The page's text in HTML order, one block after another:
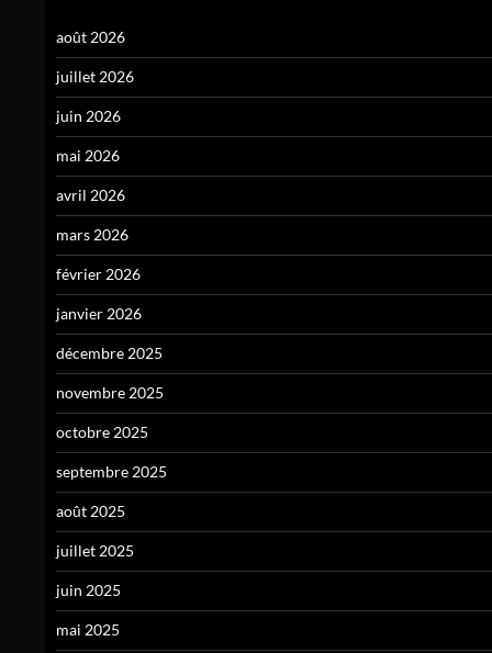
août 2026
juillet 2026
juin 2026
mai 2026
avril 2026
mars 2026
février 2026
janvier 2026
décembre 2025
novembre 2025
octobre 2025
septembre 2025
août 2025
juillet 2025
juin 2025
mai 2025